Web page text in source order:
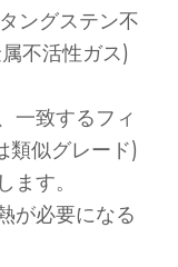
ングステン不
不活性ガス)
一致するフィ
類似グレード)
す。
が必要になる